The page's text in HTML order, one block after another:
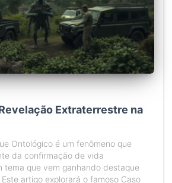
Extraterrestre na
Ontológico é um fenômeno que
da confirmação de vida
tema que vem ganhando destaque
artigo explorará o famoso Caso